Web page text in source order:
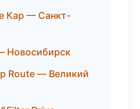
Кар — Санкт-
Новосибирск
Route — Великий